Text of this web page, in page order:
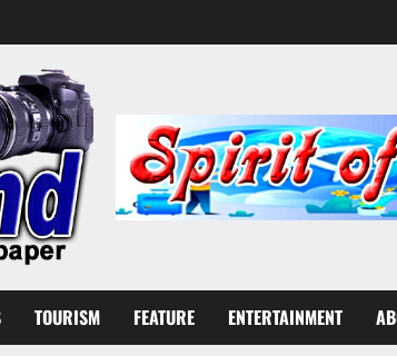
TOURISM FEATURE ENTERTAINMENT